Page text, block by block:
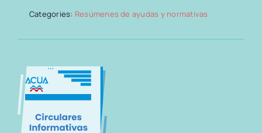
Categories: Resúmenes de ayudas y normativas